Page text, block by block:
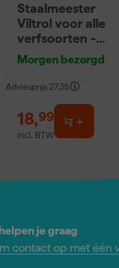
Staalmeester
Viltrol voor alle
verfsoorten -
10cm (10st)
Morgen bezorgd
Adviesprijs 27,35
18,99
incl. BTW
je graag
contact op met één